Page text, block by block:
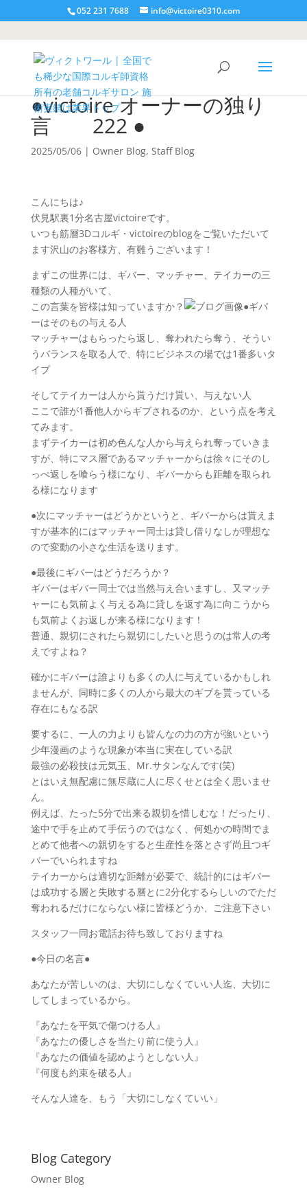
052 231 7688 info@victoire0310.com
●victoire オーナーの独り
言 222 ●
2025/05/06| Owner Blog, Staff Blog
こんにちは♪
伏見駅裏1分名古屋victoireです。
いつも筋層3Dコルギ・victoireのblogをご覧いただいて
ます沢山のお客様方、有難うございます！
まずこの世界には、ギバー、マッチャー、テイカーの三
種類の人種がいて、
この言葉を皆様は知っていますか？
●ギバ
ーはそのもの与える人
マッチャーはもらったら返し、奪われたら奪う、そうい
うバランスを取る人で、特にビジネスの場では1番多いタ
イプ
そしてテイカーは人から貰うだけ貰い、与えない人
ここで誰が1番他人からギブされるのか、という点を考え
てみます。
まずテイカーは初め色んな人から与えられ奪っていきま
すが、特にマス層であるマッチャーからは徐々にそのし
っぺ返しを喰らう様になり、ギバーからも距離を取られ
る様になります
●次にマッチャーはどうかというと、ギバーからは貰えま
すが基本的にはマッチャー同士は貸し借りなしが理想な
ので変動の小さな生活を送ります。
●最後にギバーはどうだろうか？
ギバーはギバー同士では当然与え合いますし、又マッチ
ャーにも気前よく与える為に貸しを返す為に向こうから
も気前よくお返しが来る様になります！
普通、親切にされたら親切にしたいと思うのは常人の考
えですよね？
確かにギバーは誰よりも多くの人に与えているかもしれ
ませんが、同時に多くの人から最大のギブを貰っている
存在にもなる訳
要するに、一人の力よりも皆んなの力の方が強いという
少年漫画のような現象が本当に実在している訳
最強の必殺技は元気玉、Mr.サタンなんです(笑)
とはいえ無配慮に無尽蔵に人に尽くせとは全く思いませ
ん。
例えば、たった5分で出来る親切を惜しむな！だったり、
途中で手を止めて手伝うのではなく、何処かの時間でま
とめて他者への親切をすると生産性を落とさず尚且つギ
バーでいられますね
テイカーからは適切な距離が必要で、統計的にはギバー
は成功する層と失敗する層とに2分化するらしいのでただ
奪われるだけにならない様に皆様どうか、ご注意下さい
スタッフ一同お電話お待ち致しておりますね
●今日の名言●
あなたが苦しいのは、大切にしなくていい人迄、大切に
してしまっているから。
『あなたを平気で傷つける人』
『あなたの優しさを当たり前に使う人』
『あなたの価値を認めようとしない人』
『何度も約束を破る人』
そんな人達を、もう「大切にしなくていい」
Blog Category
Owner Blog